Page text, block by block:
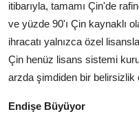
Dernek
Galeri
Gastronomi
itibarıyla, tamamı Çin'de
ve yüzde 90'ı Çin kaynaklı
ihracatı yalnızca özel
Çin henüz lisans sistemi
arzda şimdiden bir belirsizlik
Endişe Büyüyor